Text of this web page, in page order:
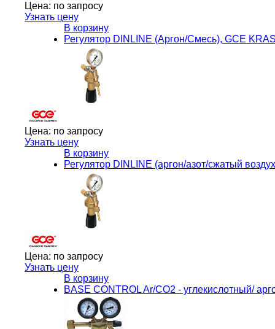
Цена: по запросу
Узнать цену
В корзину
Регулятор DINLINE (Аргон/Смесь), GCE
Цена: по запросу
Узнать цену
В корзину
Регулятор DINLINE (аргон/азот/сжатый
Цена: по запросу
Узнать цену
В корзину
BASE CONTROL Ar/CO2 - углекислотный/